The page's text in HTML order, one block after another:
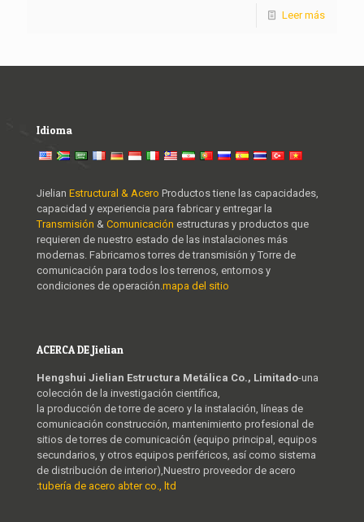
Leer más
Idioma
Jielian Estructural & Acero Productos tiene las capacidades,
capacidad y experiencia para fabricar y entregar la
Transmisión & Comunicación estructuras y productos que
requieren de nuestro estado de las instalaciones más
modernas. Fabricamos torres de transmisión y Torre de
comunicación para todos los terrenos, entornos y
condiciones de operación.mapa del sitio
ACERCA DE Jielian
Hengshui Jielian Estructura Metálica Co., Limitado-una
colección de la investigación científica,
la producción de torre de acero y la instalación, líneas de
comunicación construcción, mantenimiento profesional de
sitios de torres de comunicación (equipo principal, equipos
secundarios, y otros equipos periféricos, así como sistema
de distribución de interior),Nuestro proveedor de acero
:tubería de acero abter co., ltd